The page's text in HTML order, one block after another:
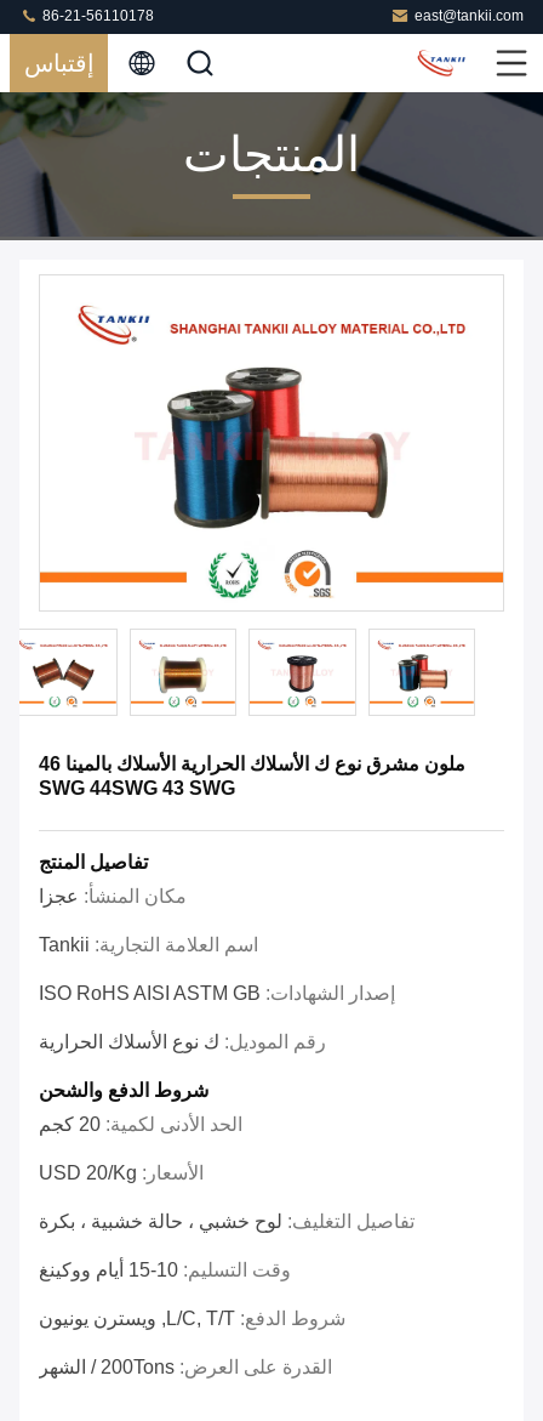
east@tankii.com
86-21-56110178
إقتباس
المنتجات
ملون مشرق نوع ك الأسلاك الحرارية الأسلاك بالمينا 46
SWG 44SWG 43 SWG
تفاصيل المنتج
مكان المنشأ: عجزا
اسم العلامة التجارية: Tankii
إصدار الشهادات: ISO RoHS AISI ASTM GB
رقم الموديل: ك نوع الأسلاك الحرارية
شروط الدفع والشحن
الحد الأدنى لكمية: 20 كجم
الأسعار: USD 20/Kg
تفاصيل التغليف: لوح خشبي ، حالة خشبية ، بكرة
وقت التسليم: 10-15 أيام ووكينغ
شروط الدفع: L/C, T/T, ويسترن يونيون
القدرة على العرض: 200Tons / الشهر